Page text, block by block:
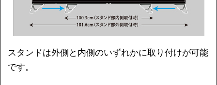
スタンドは外側と内側のいずれかに取り付けが可能
です。